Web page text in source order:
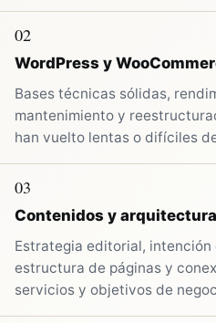
02
WordPress y
Bases técnicas sólidas,
mantenimiento y
han vuelto lentas o difíciles
03
Contenidos y arquitectura
Estrategia editorial, intención
estructura de páginas y
servicios y objetivos de